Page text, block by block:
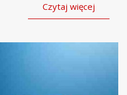
Czytaj więcej